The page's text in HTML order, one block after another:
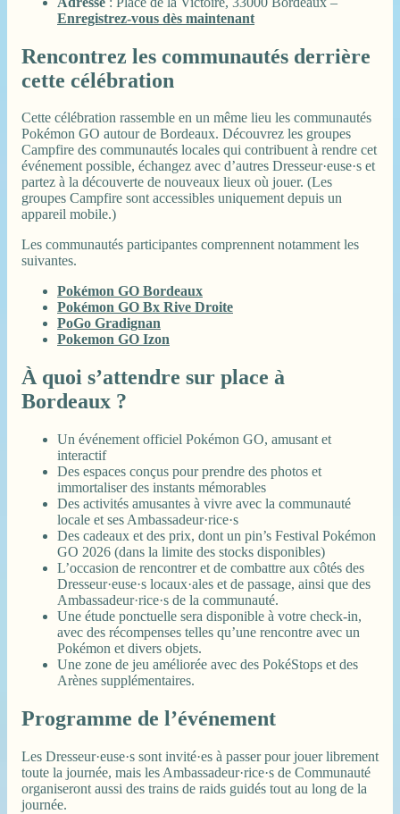
Enregistrez-vous dès maintenant
Rencontrez les communautés derrière
cette célébration
Cette célébration rassemble en un même lieu les communautés
Pokémon GO autour de Bordeaux. Découvrez les groupes
Campfire des communautés locales qui contribuent à rendre cet
événement possible, échangez avec d’autres Dresseur·euse·s et
partez à la découverte de nouveaux lieux où jouer. (Les
groupes Campfire sont accessibles uniquement depuis un
appareil mobile.)
Les communautés participantes comprennent notamment les
suivantes.
Pokémon GO Bordeaux
Pokémon GO Bx Rive Droite
PoGo Gradignan
Pokemon GO Izon
À quoi s’attendre sur place à
Bordeaux ?
Un événement officiel Pokémon GO, amusant et
interactif
Des espaces conçus pour prendre des photos et
immortaliser des instants mémorables
Des activités amusantes à vivre avec la communauté
locale et ses Ambassadeur·rice·s
Des cadeaux et des prix, dont un pin’s Festival Pokémon
GO 2026 (dans la limite des stocks disponibles)
L’occasion de rencontrer et de combattre aux côtés des
Dresseur·euse·s locaux·ales et de passage, ainsi que des
Ambassadeur·rice·s de la communauté.
Une étude ponctuelle sera disponible à votre check-in,
avec des récompenses telles qu’une rencontre avec un
Pokémon et divers objets.
Une zone de jeu améliorée avec des PokéStops et des
Arènes supplémentaires.
Programme de l’événement
Les Dresseur·euse·s sont invité·es à passer pour jouer librement
toute la journée, mais les Ambassadeur·rice·s de Communauté
organiseront aussi des trains de raids guidés tout au long de la
journée.